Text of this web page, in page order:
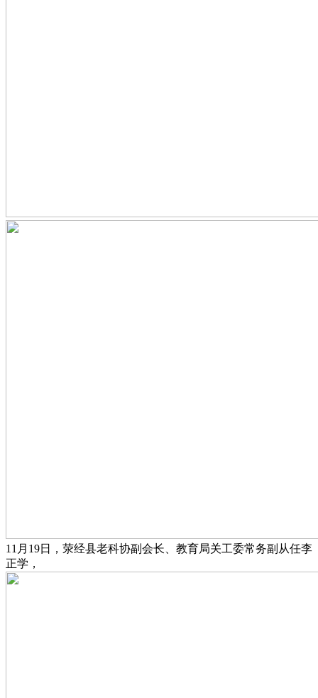
11月19日，荥经县老科协副会长、教育局关工委常务副从任李
正学，